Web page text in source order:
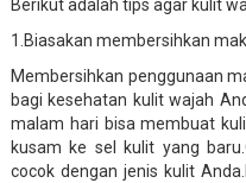
Berikut adalah tips agar kulit
1.Biasakan membersihkan
Membersihkan penggunaan
bagi kesehatan kulit wajah
malam hari bisa membuat
kusam ke sel kulit yang
cocok dengan jenis kulit